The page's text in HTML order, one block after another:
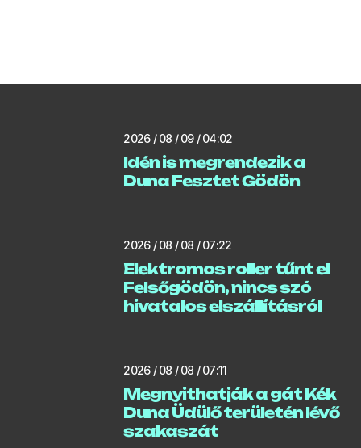
2026 / 08 / 09 / 04:02
Idén is megrendezik a
Duna Fesztet Gödön
2026 / 08 / 08 / 07:22
Elektromos roller tűnt el
Felsőgödön, nincs szó
hivatalos elszállításról
2026 / 08 / 08 / 07:11
Megnyithatják a gát Kék
Duna Üdülő területén lévő
szakaszát